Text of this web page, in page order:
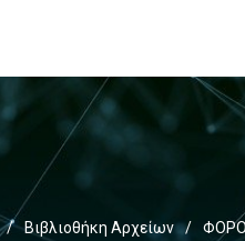
/ Βιβλιοθήκη Αρχείων /